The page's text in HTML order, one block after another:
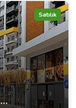
Satılık
Antalya Kepez'de Acil Satılık 2+1 Daire